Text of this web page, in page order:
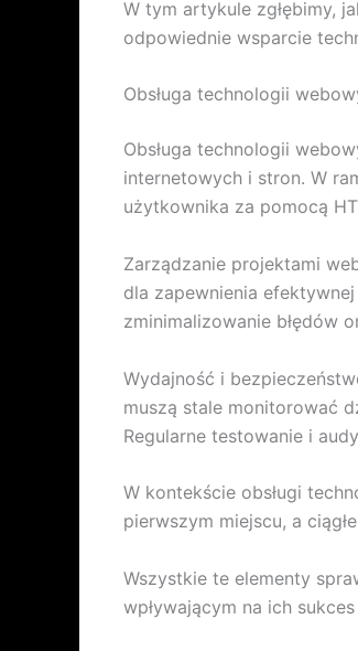
W tym artykule zgłębimy,
odpowiednie wsparcie
Obsługa technologii
Obsługa technologii
internetowych i stron. W
użytkownika za pomocą
Zarządzanie projektami
dla zapewnienia
zminimalizowanie błędów
Wydajność i
muszą stale monitorować
Regularne testowanie i
W kontekście obsługi
pierwszym miejscu, a
Wszystkie te elementy
wpływającym na ich